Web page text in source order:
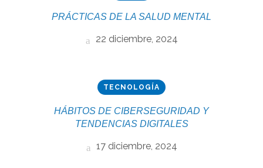
PRÁCTICAS DE LA SALUD MENTAL
22 diciembre, 2024
TECNOLOGÍA
HÁBITOS DE CIBERSEGURIDAD Y
TENDENCIAS DIGITALES
17 diciembre, 2024